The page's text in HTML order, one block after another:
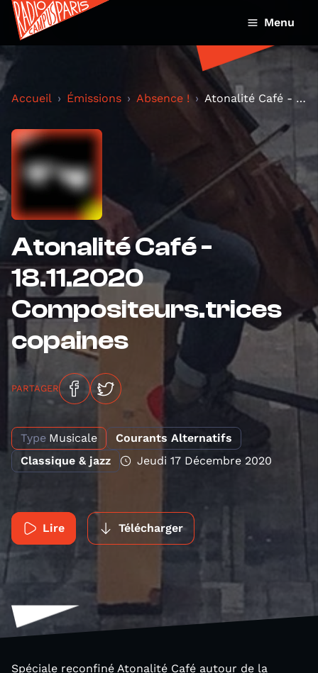
Menu
Accueil Émissions Absence ! Atonalité Café - 18.11.2020 Compositeurs.trices co...
Atonalité Café -
18.11.2020
Compositeurs.trices
copaines
PARTAGER
Type Musicale
Courants Alternatifs
Classique & jazz
Jeudi 17 Décembre 2020
Lire Télécharger
Spéciale reconfiné Atonalité Café autour de la